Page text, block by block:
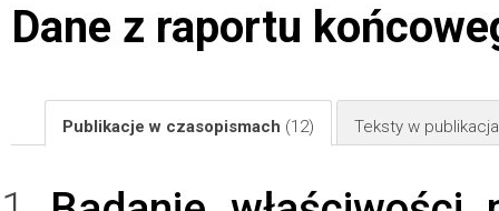
Dane z raportu
Publikacje w czasopismach (12) Teksty w